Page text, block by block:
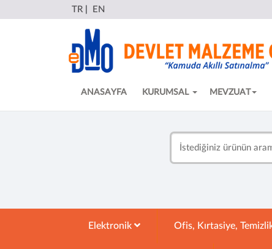
TR EN
ANASAYFA KURUMSAL MEVZUAT
Elektronik Ofis, Kırtasiye,